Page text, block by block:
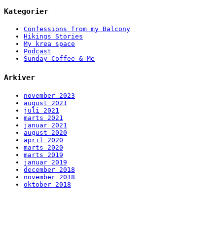
Kategorier
Confessions from my Balcony
Hikings Stories
My krea space
Podcast
Sunday Coffee & Me
Arkiver
november 2023
august 2021
juli 2021
marts 2021
januar 2021
august 2020
april 2020
marts 2020
marts 2019
januar 2019
december 2018
november 2018
oktober 2018